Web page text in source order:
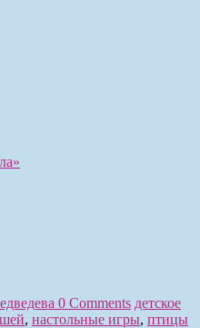
0 Comments детское
, настольные игры, птицы